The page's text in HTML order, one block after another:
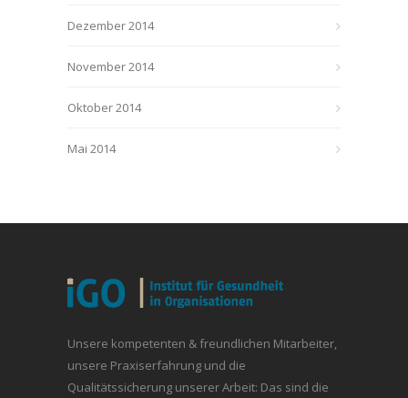
Dezember 2014
November 2014
Oktober 2014
Mai 2014
Unsere kompetenten & freundlichen Mitarbeiter,
unsere Praxiserfahrung und die
Qualitätssicherung unserer Arbeit: Das sind die